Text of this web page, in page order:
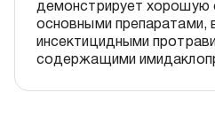
демонстрирует хорошую
основными препаратами,
инсектицидными
содержащими